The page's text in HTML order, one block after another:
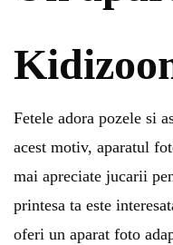
Fetele adora pozele si
acest motiv, aparatul
mai apreciate jucarii
printesa ta este
oferi un aparat foto